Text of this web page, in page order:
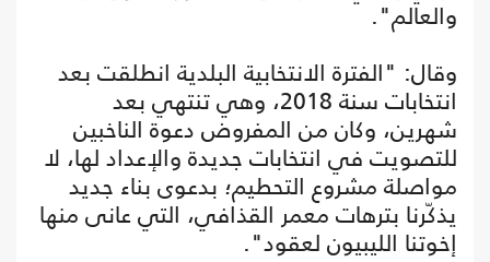
والعالم".
وقال: "الفترة الانتخابية البلدية انطلقت بعد
انتخابات سنة 2018، وهي تنتهي بعد
شهرين، وكان من المفروض دعوة الناخبين
للتصويت في انتخابات جديدة والإعداد لها، لا
مواصلة مشروع التحطيم؛ بدعوى بناء جديد
يذكّرنا بترهات معمر القذافي، التي عانى منها
إخوتنا الليبيون لعقود".